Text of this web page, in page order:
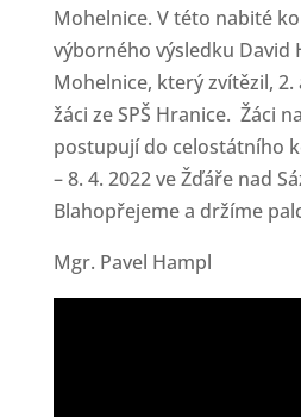
Mohelnice. V této nabité
výborného výsledku David
Mohelnice, který zvítězil,
žáci ze SPŠ Hranice. Žáci
postupují do celostátního
– 8. 4. 2022 ve Žďáře nad
Blahopřejeme a držíme
Mgr. Pavel Hampl